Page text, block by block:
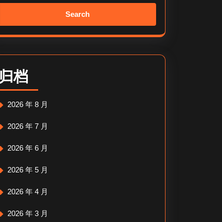
归档
2026 年 8 月
2026 年 7 月
2026 年 6 月
2026 年 5 月
2026 年 4 月
2026 年 3 月